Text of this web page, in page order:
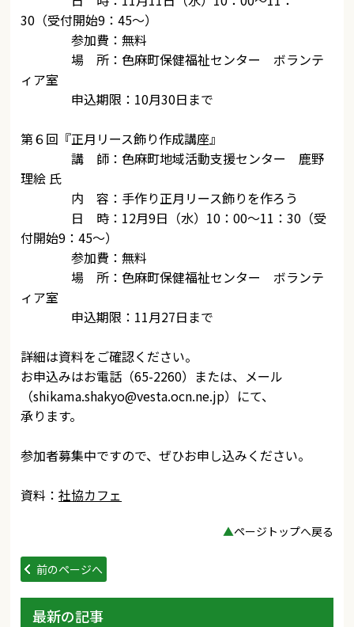
30（受付開始9：45～）
参加費：無料
場 所：色麻町保健福祉センター ボランテ
ィア室
申込期限：10月30日まで
第６回『正月リース飾り作成講座』
講 師：色麻町地域活動支援センター 鹿野
理絵 氏
内 容：手作り正月リース飾りを作ろう
日 時：12月9日（水）10：00～11：30（受
付開始9：45～）
参加費：無料
場 所：色麻町保健福祉センター ボランテ
ィア室
申込期限：11月27日まで
詳細は資料をご確認ください。
お申込みはお電話（65-2260）または、メール
（shikama.shakyo@vesta.ocn.ne.jp）にて、
承ります。
参加者募集中ですので、ぜひお申し込みください。
資料：社協カフェ
▲ページトップへ戻る
前のページへ
最新の記事